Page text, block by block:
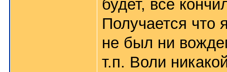
будет, все
Получается что
не был ни
т.п. Воли